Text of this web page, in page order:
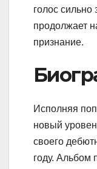
голос сильно
продолжает
признание.
Исполняя
новый
своего
году. Альбом